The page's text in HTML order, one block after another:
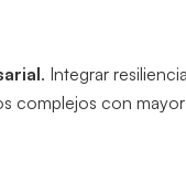
. Integrar
complejos con